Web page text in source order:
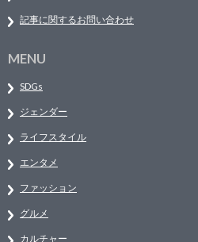
記事に関するお問い合わせ
MENU
SDGs
ジェンダー
ライフスタイル
エンタメ
ファッション
グルメ
カルチャー